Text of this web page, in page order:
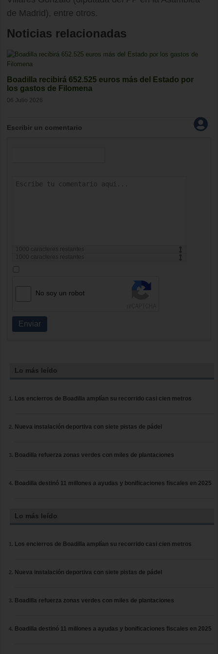
de Madrid), entre otros.
Noticias relacionadas
Boadilla recibirá 652.525 euros más del Estado por
los gastos de Filomena
06 Julio 2026
Escribir un comentario
caracteres restantes
caracteres restantes
No soy un robot
Enviar
Lo más leído
Los encierros de Boadilla amplían su recorrido casi cien metros
Nueva instalación deportiva con siete pistas de pádel
Boadilla refuerza zonas verdes con miles de plantaciones
Boadilla destinó 11 millones a ayudas y bonificaciones fiscales en 2025
Lo más leído
Los encierros de Boadilla amplían su recorrido casi cien metros
Nueva instalación deportiva con siete pistas de pádel
Boadilla refuerza zonas verdes con miles de plantaciones
Boadilla destinó 11 millones a ayudas y bonificaciones fiscales en 2025